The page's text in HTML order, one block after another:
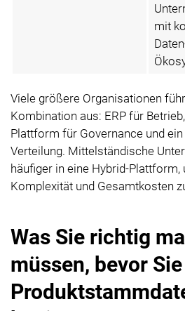
mit
Viele größere Organisationen
Kombination aus: ERP für
Plattform für Governance und
Verteilung. Mittelständische
häufiger in eine Hybrid-
Komplexität und Gesamtkosten
Was Sie richtig
müssen, bevor